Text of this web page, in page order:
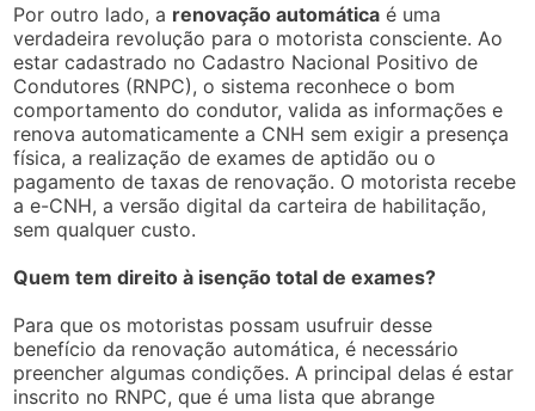
Por outro lado, a renovação automática é uma
verdadeira revolução para o motorista consciente. Ao
estar cadastrado no Cadastro Nacional Positivo de
Condutores (RNPC), o sistema reconhece o bom
comportamento do condutor, valida as informações e
renova automaticamente a CNH sem exigir a presença
física, a realização de exames de aptidão ou o
pagamento de taxas de renovação. O motorista recebe
a e-CNH, a versão digital da carteira de habilitação,
sem qualquer custo.
Quem tem direito à isenção total de exames?
Para que os motoristas possam usufruir desse
benefício da renovação automática, é necessário
preencher algumas condições. A principal delas é estar
inscrito no RNPC, que é uma lista que abrange